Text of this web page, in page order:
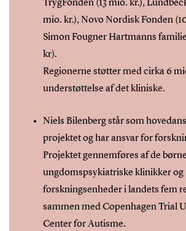
TrygFonden (13 mio. kr.),
mio. kr.), Novo Nordisk Fonden
Simon Fougner Hartmanns
kr).
Regionerne støtter med cirka 6
understøttelse af det kliniske.
Niels Bilenberg står som
projektet og har ansvar for
Projektet gennemføres af de
ungdomspsykiatriske klinikker og
forskningsenheder i landets fem
sammen med Copenhagen Trial
Center for Autisme.